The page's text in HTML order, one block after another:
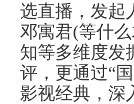
选直播，发起
邓寓君(等什
知等多维度发
评，更通过“
影视经典，深